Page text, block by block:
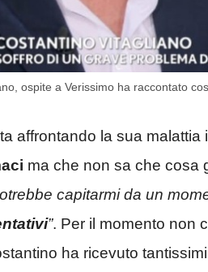
ospite a Verissimo ha raccontato
affrontando la sua
ma che non sa che cosa
capitarmi da un
”. Per il momento non
ha ricevuto